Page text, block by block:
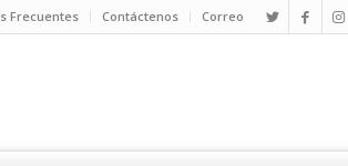
Frecuentes Contáctenos Correo